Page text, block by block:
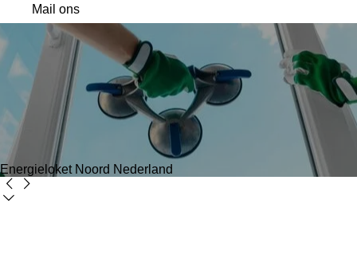
Mail ons
Energieloket Noord Nederland